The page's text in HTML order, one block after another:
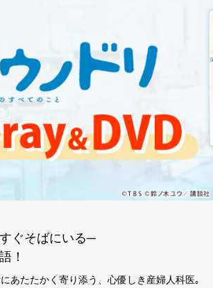
ぐそばにいる─
！
あたたかく寄り添う、心優しき産婦人科医｡